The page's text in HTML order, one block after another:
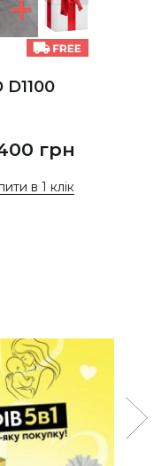
D1100
грн
в 1 клік